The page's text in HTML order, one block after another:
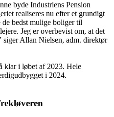
byde Industriens Pension
realiseres nu efter et grundigt
de bedst mulige boliger til
Jeg er overbevist om, at det
Allan Nielsen, adm. direktør
klar i løbet af 2023. Hele
i 2024.